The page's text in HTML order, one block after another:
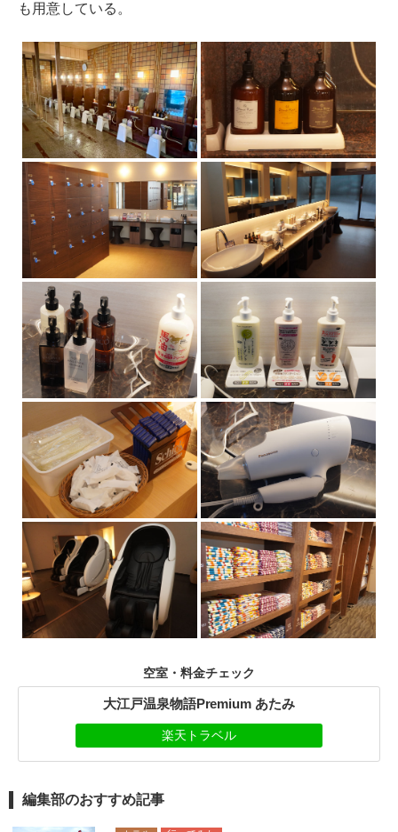
も用意している。
空室・料金チェック
大江戸温泉物語Premium あたみ
楽天トラベル
編集部のおすすめ記事